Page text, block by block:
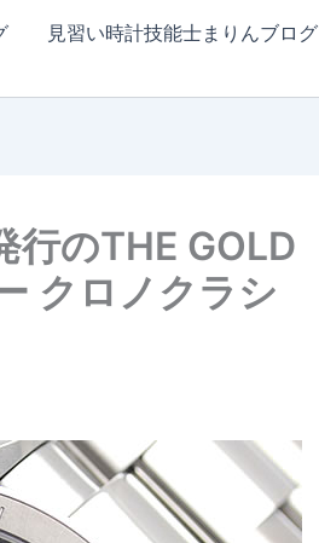
見習い時計技能士まりんブログ
のTHE GOLD
クロノクラシ